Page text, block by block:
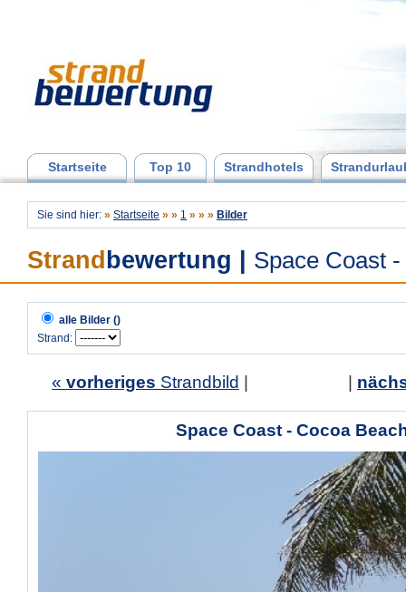
Startseite Top 10 Strandhotels
Sie sind hier: » Startseite » » 1 » » » Bilder
Strand bewertung Space Coast
alle Bilder ()
Strand:
« vorheriges Strandbild
Space Coast - Cocoa